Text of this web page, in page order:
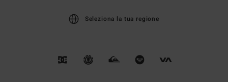
Seleziona la tua regione